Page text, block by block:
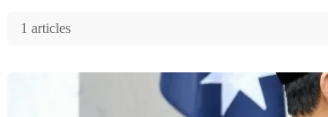
1 articles